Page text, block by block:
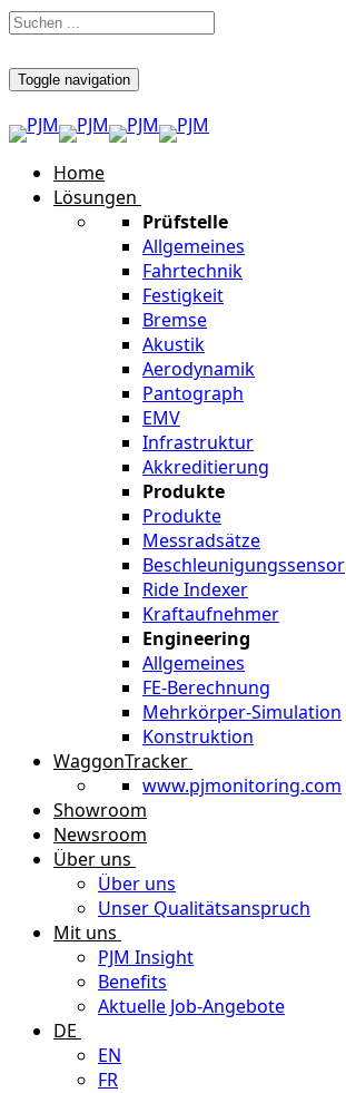
Toggle navigation
Home
Lösungen
Prüfstelle
Allgemeines
Fahrtechnik
Festigkeit
Bremse
Akustik
Aerodynamik
Pantograph
EMV
Infrastruktur
Akkreditierung
Produkte
Produkte
Messradsätze
Beschleunigungssensor
Ride Indexer
Kraftaufnehmer
Engineering
Allgemeines
FE-Berechnung
Mehrkörper-Simulation
Konstruktion
WaggonTracker
www.pjmonitoring.com
Showroom
Newsroom
Über uns
Über uns
Unser Qualitätsanspruch
Mit uns
PJM Insight
Benefits
Aktuelle Job-Angebote
DE
EN
FR